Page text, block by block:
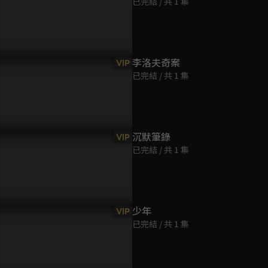
VIP 李洛夫奇案
已完結 / 共 1 集
VIP 沉默筆錄
已完結 / 共 1 集
VIP 少年
已完結 / 共 1 集